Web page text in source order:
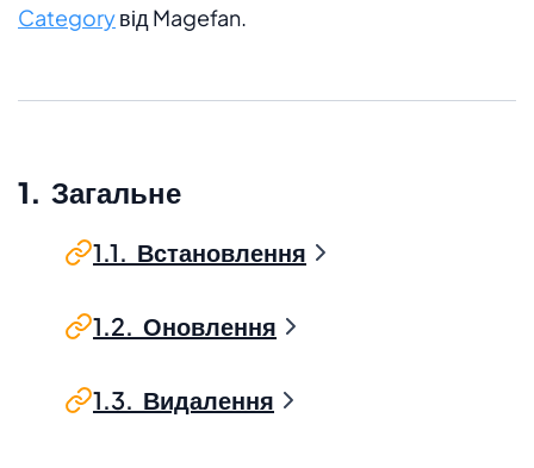
Categoryвід Magefan.
1. Загальне
1.1. Встановлення
1.2. Оновлення
1.3. Видалення